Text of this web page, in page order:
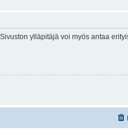
ylläpitäjä voi myös antaa